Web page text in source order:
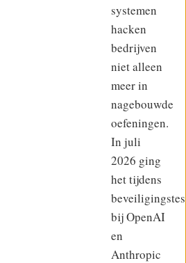
systemen
hacken
bedrijven
niet alleen
meer in
nagebouwde
oefeningen.
In juli
2026 ging
het tijdens
bij OpenAI
en
Anthropic